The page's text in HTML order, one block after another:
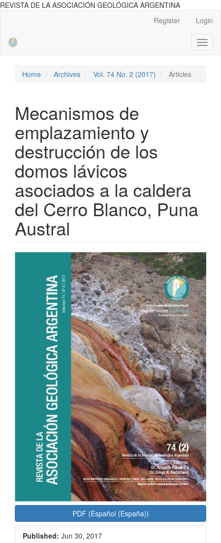
REVISTA DE LA ASOCIACIÓN GEOLÓGICA ARGENTINA
Sidebar
Register Login
Home Archives Vol. 74 No. 2 (2017) Articles
Mecanismos de
emplazamiento y
destrucción de los
domos lávicos
asociados a la caldera
del Cerro Blanco, Puna
Austral
Sidebar
PDF (Español (España))
Published: Jun 30, 2017